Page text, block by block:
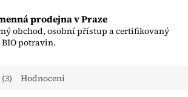
prodejna v Praze
obchod, osobní přístup a certifikovaný
potravin.
Hodnocení